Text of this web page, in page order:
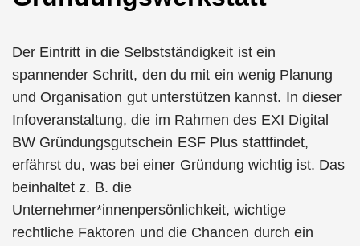
Der Eintritt in die Selbstständigkeit ist ein
spannender Schritt, den du mit ein wenig Planung
und Organisation gut unterstützen kannst. In dieser
Infoveranstaltung, die im Rahmen des EXI Digital
BW Gründungsgutschein ESF Plus stattfindet,
erfährst du, was bei einer Gründung wichtig ist. Das
beinhaltet z. B. die
Unternehmer*innenpersönlichkeit, wichtige
rechtliche Faktoren und die Chancen durch ein